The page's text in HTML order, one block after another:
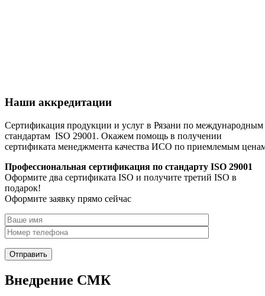
Наши аккредитации
Сертификация продукции и услуг в Рязани по международным
стандартам ISO 29001. Окажем помощь в получении
сертификата менеджмента качества ИСО по приемлемым
Профессиональная сертификация по стандарту ISO 29001
Оформите два сертификата ISO и получите третий ISO в
подарок!
Оформите заявку прямо сейчас
Внедрение СМК